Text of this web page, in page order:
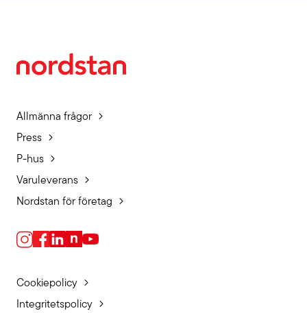
Allmänna frågor
Press
P-hus
Varuleverans
Nordstan för företag
Cookiepolicy
Integritetspolicy